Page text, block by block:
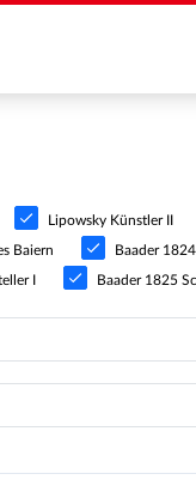
Lipowsky Künstler II
Baiern Baader
I Baader 1825